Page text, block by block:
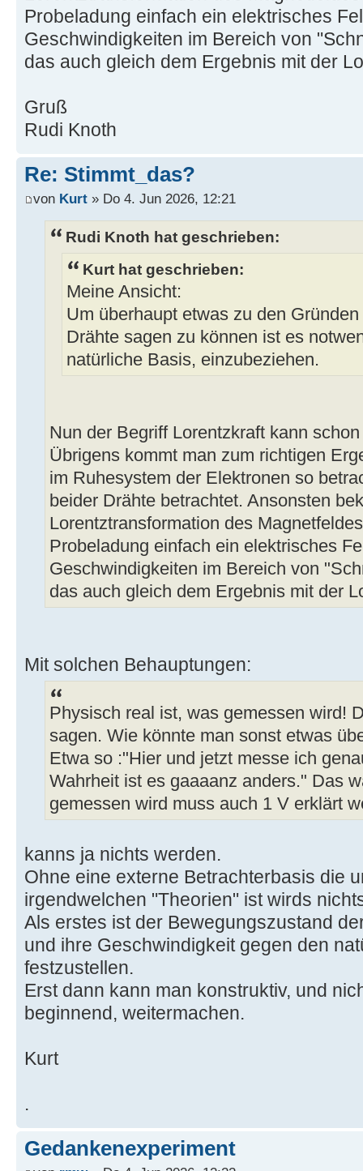
Probeladung einfach ein elektrisches
Geschwindigkeiten im Bereich von
das auch gleich dem Ergebnis mit der
Gruß
Rudi Knoth
Re: Stimmt_das?
von Kurt » Do 4. Jun 2026, 12:21
Rudi Knoth hat geschrieben:
Kurt hat geschrieben:
Meine Ansicht:
Um überhaupt etwas zu den
Drähte sagen zu können ist es
natürliche Basis, einzubeziehen.
Nun der Begriff Lorentzkraft kann
Übrigens kommt man zum richtigen
im Ruhesystem der Elektronen so
beider Drähte betrachtet. Ansonsten
Lorentztransformation des
Probeladung einfach ein elektrisches
Geschwindigkeiten im Bereich von
das auch gleich dem Ergebnis mit der
Mit solchen Behauptungen:
Physisch real ist, was gemessen wird!
sagen. Wie könnte man sonst etwas
Etwa so :"Hier und jetzt messe ich
Wahrheit ist es gaaaanz anders." Das
gemessen wird muss auch 1 V erklärt
kanns ja nichts werden.
Ohne eine externe Betrachterbasis die
irgendwelchen "Theorien" ist wirds
Als erstes ist der Bewegungszustand
und ihre Geschwindigkeit gegen den
festzustellen.
Erst dann kann man konstruktiv, und
beginnend, weitermachen.
Kurt
.
Gedankenexperiment